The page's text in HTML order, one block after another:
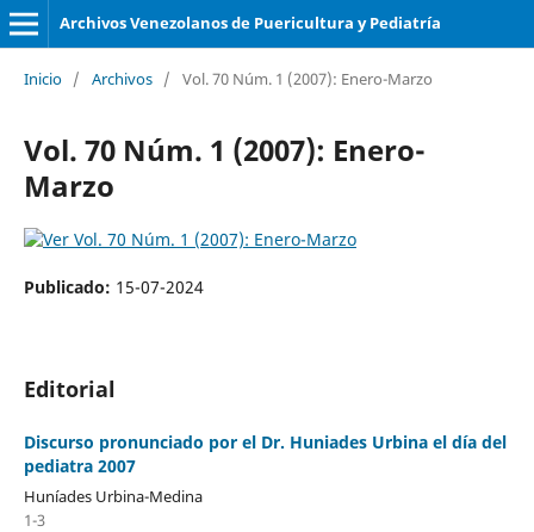
Archivos Venezolanos de Puericultura y Pediatría
Inicio / Archivos / Vol. 70 Núm. 1 (2007): Enero-Marzo
Vol. 70 Núm. 1 (2007): Enero-
Marzo
Publicado: 15-07-2024
Editorial
Discurso pronunciado por el Dr. Huniades Urbina el día del
pediatra 2007
Huníades Urbina-Medina
1-3